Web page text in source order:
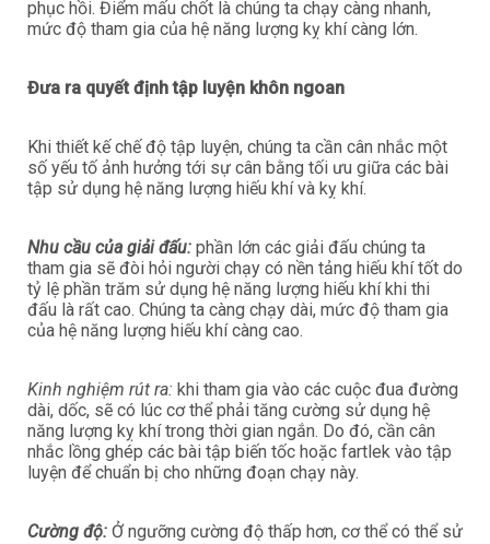
phục hồi. Điểm mấu chốt là chúng ta chạy càng nhanh,
mức độ tham gia của hệ năng lượng kỵ khí càng lớn.
Đưa ra quyết định tập luyện khôn ngoan
Khi thiết kế chế độ tập luyện, chúng ta cần cân nhắc một
số yếu tố ảnh hưởng tới sự cân bằng tối ưu giữa các bài
tập sử dụng hệ năng lượng hiếu khí và kỵ khí.
Nhu cầu của giải đấu: phần lớn các giải đấu chúng ta
tham gia sẽ đòi hỏi người chạy có nền tảng hiếu khí tốt do
tỷ lệ phần trăm sử dụng hệ năng lượng hiếu khí khi thi
đấu là rất cao. Chúng ta càng chạy dài, mức độ tham gia
của hệ năng lượng hiếu khí càng cao.
Kinh nghiệm rút ra: khi tham gia vào các cuộc đua đường
dài, dốc, sẽ có lúc cơ thể phải tăng cường sử dụng hệ
năng lượng kỵ khí trong thời gian ngắn. Do đó, cần cân
nhắc lồng ghép các bài tập biến tốc hoặc fartlek vào tập
luyện để chuẩn bị cho những đoạn chạy này.
Cường độ: Ở ngưỡng cường độ thấp hơn, cơ thể có thể sử